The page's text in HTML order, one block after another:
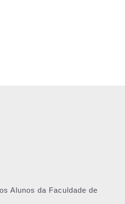
Alunos da Faculdade de